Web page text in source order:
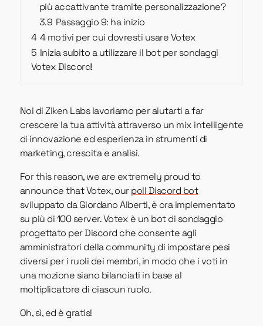
più accattivante tramite personalizzazione?
3.9 Passaggio 9: ha inizio
4 4 motivi per cui dovresti usare Votex
5 Inizia subito a utilizzare il bot per sondaggi
Votex Discord!
Noi di Ziken Labs lavoriamo per aiutarti a far
crescere la tua attività attraverso un mix intelligente
di innovazione ed esperienza in strumenti di
marketing, crescita e analisi.
For this reason, we are extremely proud to
announce that Votex, ourpoll Discord bot
sviluppato da Giordano Alberti, è ora implementato
su più di 100 server. Votex è un bot di sondaggio
progettato per Discord che consente agli
amministratori della community di impostare pesi
diversi per i ruoli dei membri, in modo che i voti in
una mozione siano bilanciati in base al
moltiplicatore di ciascun ruolo.
Oh, sì, ed è gratis!